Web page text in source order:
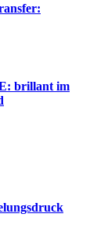
brillant im